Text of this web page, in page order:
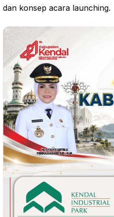
dan konsep acara launching.